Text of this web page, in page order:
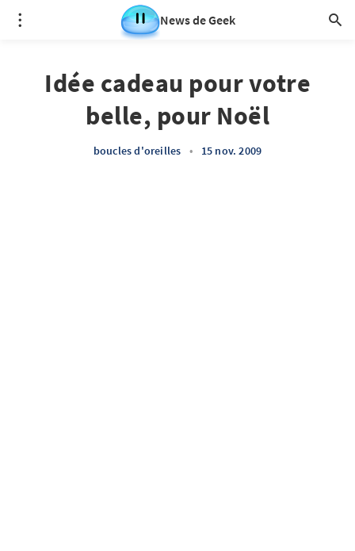
News de Geek
Idée cadeau pour votre
belle, pour Noël
boucles d'oreilles • 15 nov. 2009